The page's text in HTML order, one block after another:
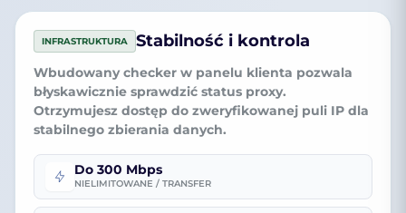
INFRASTRUKTURA Stabilność i kontrola
Wbudowany checker w panelu klienta pozwala
błyskawicznie sprawdzić status proxy.
Otrzymujesz dostęp do zweryfikowanej puli IP dla
stabilnego zbierania danych.
Do 300 Mbps
NIELIMITOWANE / TRANSFER